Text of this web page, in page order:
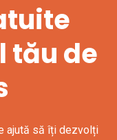
tău de
ajută să îți dezvolți